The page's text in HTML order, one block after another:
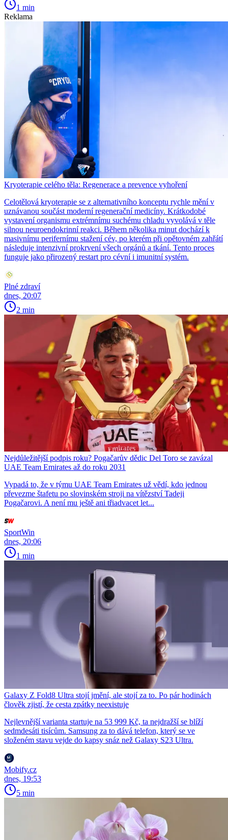
1 min
Reklama
Kryoterapie celého těla: Regenerace a prevence vyhoření
Celotělová kryoterapie se z alternativního konceptu rychle mění v
uznávanou součást moderní regenerační medicíny. Krátkodobé
vystavení organismu extrémnímu suchému chladu vyvolává v těle
silnou neuroendokrinní reakci. Během několika minut dochází k
masivnímu perifernímu stažení cév, po kterém při opětovném zahřátí
následuje intenzivní prokrvení všech orgánů a tkání. Tento proces
funguje jako přirozený restart pro cévní i imunitní systém.
Plné zdraví
dnes, 20:07
2 min
Nejdůležitější podpis roku? Pogačarův dědic Del Toro se zavázal
UAE Team Emirates až do roku 2031
Vypadá to, že v týmu UAE Team Emirates už vědí, kdo jednou
převezme štafetu po slovinském stroji na vítězství Tadeji
Pogačarovi. A není mu ještě ani třiadvacet let...
SportWin
dnes, 20:06
1 min
Galaxy Z Fold8 Ultra stojí jmění, ale stojí za to. Po pár hodinách
člověk zjistí, že cesta zpátky neexistuje
Nejlevnější varianta startuje na 53 999 Kč, ta nejdražší se blíží
sedmdesáti tisícům. Samsung za to dává telefon, který se ve
složeném stavu vejde do kapsy snáz než Galaxy S23 Ultra.
Mobify.cz
dnes, 19:53
5 min